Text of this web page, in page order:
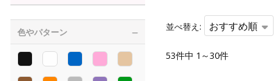
色やパターン 並べ替え: おすすめ順
53件中 1～30件